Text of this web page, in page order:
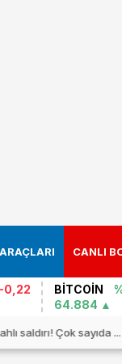
CANLI
0,22
BİTCOİN
64.884
saldırı! Çok sayıda ...